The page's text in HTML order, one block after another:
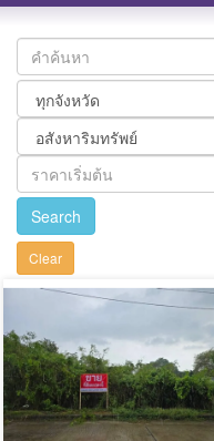
o
r
:
Search
Clear
No Photo